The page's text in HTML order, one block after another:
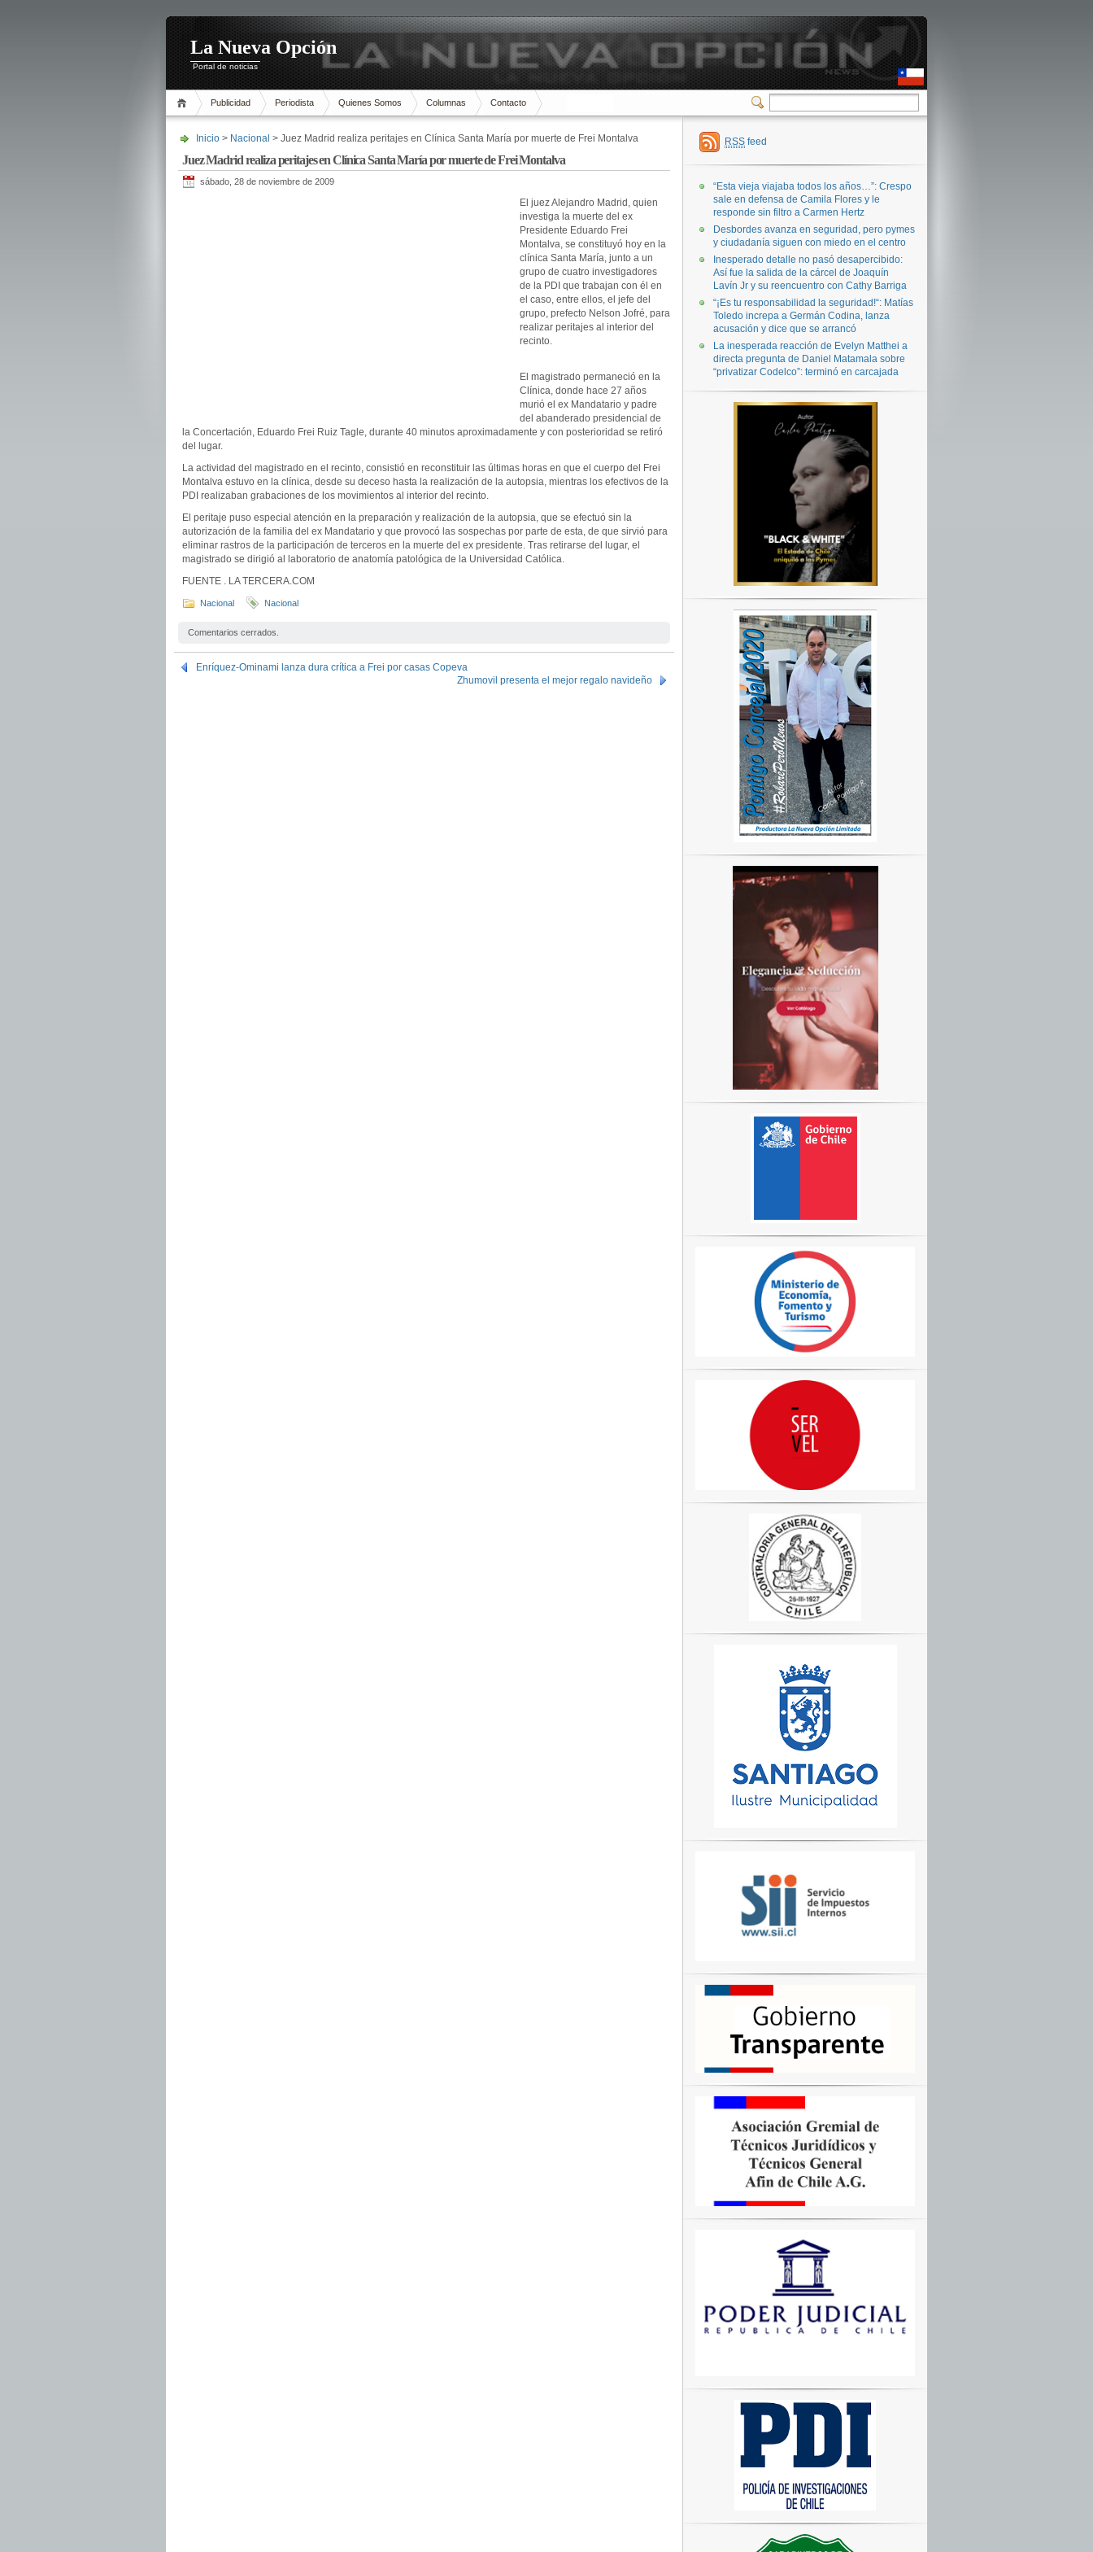
La Nueva Opción
Portal de noticias
Publicidad Periodista Quienes Somos Columnas Contacto
Inicio > Nacional > Juez Madrid realiza peritajes en Clínica Santa María por muerte de Frei Montalva
Juez Madrid realiza peritajes en Clínica Santa María por muerte de Frei Montalva
sábado, 28 de noviembre de 2009
El juez Alejandro Madrid, quien
investiga la muerte del ex
Presidente Eduardo Frei
Montalva, se constituyó hoy en la
clínica Santa María, junto a un
grupo de cuatro investigadores
de la PDI que trabajan con él en
el caso, entre ellos, el jefe del
grupo, prefecto Nelson Jofré, para
realizar peritajes al interior del
recinto.
El magistrado permaneció en la
Clínica, donde hace 27 años
murió el ex Mandatario y padre
del abanderado presidencial de
la Concertación, Eduardo Frei Ruiz Tagle, durante 40 minutos aproximadamente y con posterioridad se retiró
del lugar.
La actividad del magistrado en el recinto, consistió en reconstituir las últimas horas en que el cuerpo del Frei
Montalva estuvo en la clínica, desde su deceso hasta la realización de la autopsia, mientras los efectivos de la
PDI realizaban grabaciones de los movimientos al interior del recinto.
El peritaje puso especial atención en la preparación y realización de la autopsia, que se efectuó sin la
autorización de la familia del ex Mandatario y que provocó las sospechas por parte de esta, de que sirvió para
eliminar rastros de la participación de terceros en la muerte del ex presidente. Tras retirarse del lugar, el
magistrado se dirigió al laboratorio de anatomía patológica de la Universidad Católica.
FUENTE . LA TERCERA.COM
Nacional Nacional
Comentarios cerrados.
Enríquez-Ominami lanza dura crítica a Frei por casas Copeva
Zhumovil presenta el mejor regalo navideño
RSS feed
“Esta vieja viajaba todos los años…”: Crespo
sale en defensa de Camila Flores y le
responde sin filtro a Carmen Hertz
Desbordes avanza en seguridad, pero pymes
y ciudadanía siguen con miedo en el centro
Inesperado detalle no pasó desapercibido:
Así fue la salida de la cárcel de Joaquín
Lavín Jr y su reencuentro con Cathy Barriga
“¡Es tu responsabilidad la seguridad!“: Matías
Toledo increpa a Germán Codina, lanza
acusación y dice que se arrancó
La inesperada reacción de Evelyn Matthei a
directa pregunta de Daniel Matamala sobre
“privatizar Codelco”: terminó en carcajada